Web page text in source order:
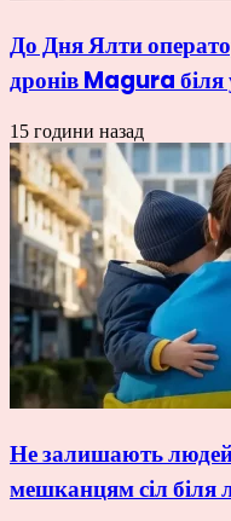
До Дня Ялти
дронів Magura
15 години назад
Не залишають
мешканцям сіл біля